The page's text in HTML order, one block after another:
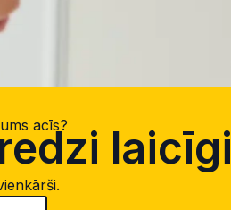
acīs? laicīgi